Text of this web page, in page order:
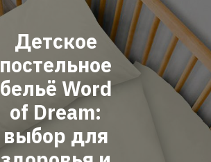
Детское
постельное
бельё Word
of Dream:
выбор для